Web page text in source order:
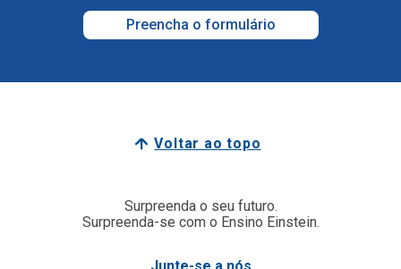
Preencha o formulário
Voltar ao topo
Surpreenda o seu futuro.
Surpreenda-se com o Ensino Einstein.